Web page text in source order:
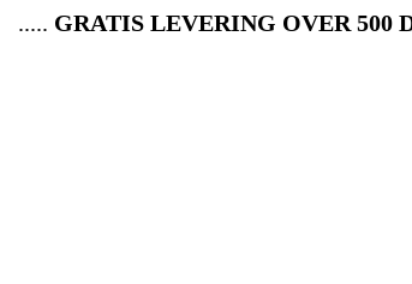
.....GRATIS LEVERING OVER 500